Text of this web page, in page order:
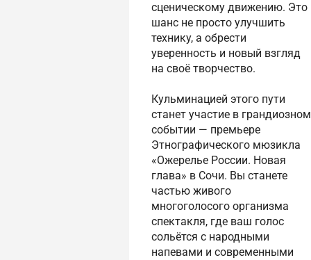
сценическому движению. Это
шанс не просто улучшить
технику, а обрести
уверенность и новый взгляд
на своё творчество.
Кульминацией этого пути
станет участие в грандиозном
событии — премьере
Этнографического мюзикла
«Ожерелье России. Новая
глава» в Сочи. Вы станете
частью живого
многоголосого организма
спектакля, где ваш голос
сольётся с народными
напевами и современными